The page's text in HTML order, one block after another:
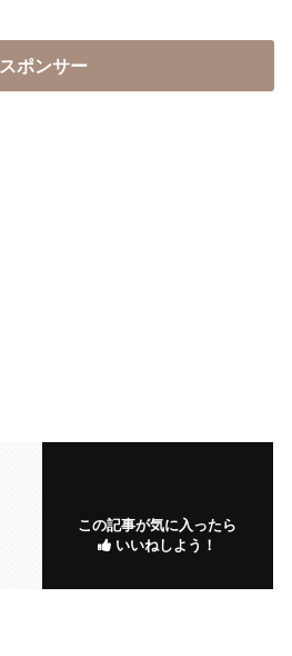
スポンサー
この記事が気に入ったら
いいねしよう！